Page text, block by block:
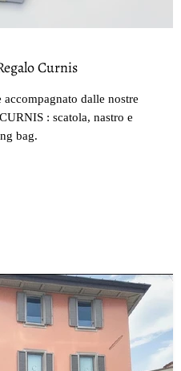
Curnis
dalle nostre
: scatola, nastro e
bag.